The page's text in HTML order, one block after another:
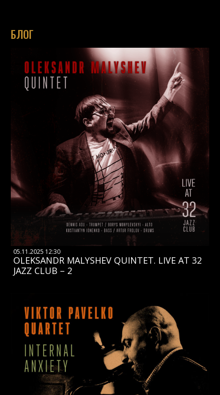
БЛОГ
05.11.2025 12:30
OLEKSANDR MALYSHEV QUINTET. LIVE AT 32
JAZZ CLUB – 2